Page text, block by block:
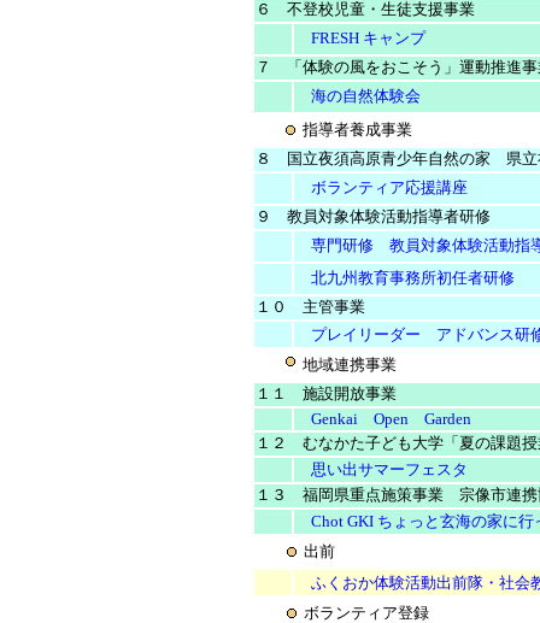
６ 不登校児童・生徒支援事業
FRESH キャンプ
７ 「体験の風をおこそう」運動推進
海の自然体験会
指導者養成事業
８ 国立夜須高原青少年自然の家 県立
ボランティア応援講座
９ 教員対象体験活動指導者研修
専門研修 教員対象体験活動指
北九州教育事務所初任者研修
１０ 主管事業
プレイリーダー アドバンス研
地域連携事業
１１ 施設開放事業
Genkai Open Garden
１２ むなかた子ども大学「夏の課題授
思い出サマーフェスタ
１３ 福岡県重点施策事業 宗像市連携
Chot GKI ちょっと玄海の家に行
出前
ふくおか体験活動出前隊・社会
ボランティア登録